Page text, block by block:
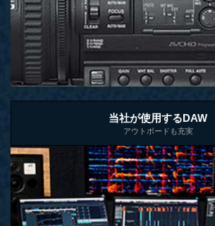
当社が使用するDAW
アウトボードも充実